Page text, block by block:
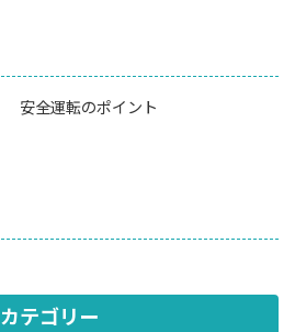
安全運転のポイント
カテゴリー